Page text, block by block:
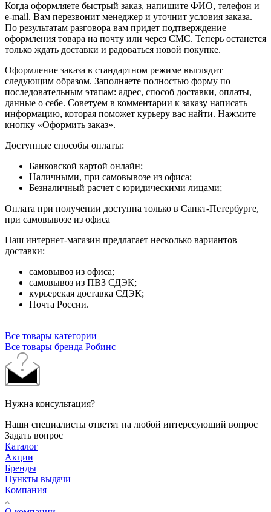
Когда оформляете быстрый заказ, напишите ФИО, телефон и
e-mail. Вам перезвонит менеджер и уточнит условия заказа.
По результатам разговора вам придет подтверждение
оформления товара на почту или через СМС. Теперь останется
только ждать доставки и радоваться новой покупке.
Оформление заказа в стандартном режиме выглядит
следующим образом. Заполняете полностью форму по
последовательным этапам: адрес, способ доставки, оплаты,
данные о себе. Советуем в комментарии к заказу написать
информацию, которая поможет курьеру вас найти. Нажмите
кнопку «Оформить заказ».
Доступные способы оплаты:
Банковской картой онлайн;
Наличными, при самовывозе из офиса;
Безналичный расчет с юридическими лицами;
Оплата при получении доступна только в Санкт-Петербурге,
при самовывозе из офиса
Наш интернет-магазин предлагает несколько вариантов
доставки:
самовывоз из офиса;
самовывоз из ПВЗ СДЭК;
курьерская доставка СДЭК;
Почта России.
Все товары категории
Все товары бренда Робинс
Нужна консультация?
Наши специалисты ответят на любой интересующий вопрос
Задать вопрос
Каталог
Акции
Бренды
Пункты выдачи
Компания